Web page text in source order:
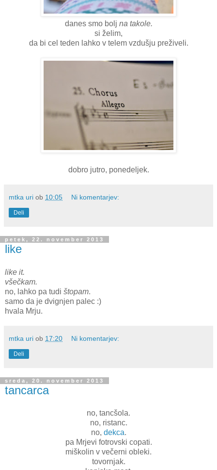
danes smo bolj na takole.
si želim,
da bi cel teden lahko v telem vzdušju preživeli.
dobro jutro, ponedeljek.
mtka uri ob 10:05 Ni komentarjev:
Deli
petek, 22. november 2013
like
like it.
všečkam.
no, lahko pa tudi štopam.
samo da je dvignjen palec :)
hvala Mrju.
mtka uri ob 17:20 Ni komentarjev:
Deli
sreda, 20. november 2013
tancarca
no, tancšola.
no, ristanc.
no, dekca.
pa Mrjevi fotrovski copati.
miškolin v večerni obleki.
tovornjak.